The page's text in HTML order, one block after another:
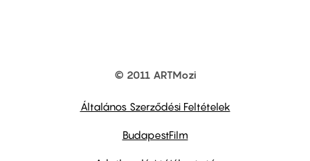
© 2011 ARTMozi
Általános Szerződési Feltételek
BudapestFilm